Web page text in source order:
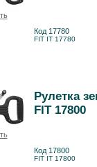
Код 17780
FIT IT 17780
Рулетка
FIT 17800
Код 17800
FIT IT 17800